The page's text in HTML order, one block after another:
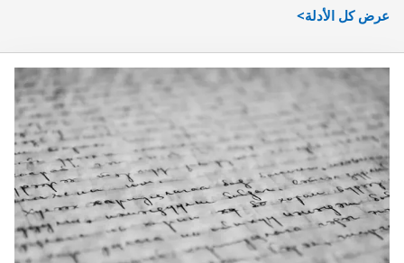
عرض كل الأدلة